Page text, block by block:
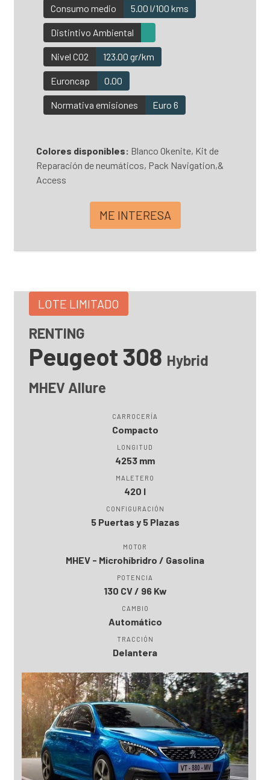
Consumo medio 5.00 l/100 kms
Distintivo Ambiental
Nivel CO2 123.00 gr/km
Euroncap 0.00
Normativa emisiones Euro 6
Colores disponibles: Blanco Okenite, Kit de
Reparación de neumáticos, Pack Navigation,&
Access
ME INTERESA
LOTE LIMITADO
RENTING
Peugeot 308 Hybrid
MHEV Allure
CARROCERÍA
Compacto
LONGITUD
4253 mm
MALETERO
420 l
CONFIGURACIÓN
5 Puertas y 5 Plazas
MOTOR
MHEV - Microhíbridro / Gasolina
POTENCIA
130 CV / 96 Kw
CAMBIO
Automático
TRACCIÓN
Delantera